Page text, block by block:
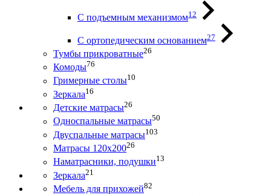
С подъемным механизмом12
С ортопедическим основанием27
Тумбы прикроватные26
Комоды76
Гримерные столы10
Зеркала16
Детские матрасы26
Односпальные матрасы50
Двуспальные матрасы103
Матрасы 120х20026
Наматрасники, подушки13
Зеркала21
Мебель для прихожей82